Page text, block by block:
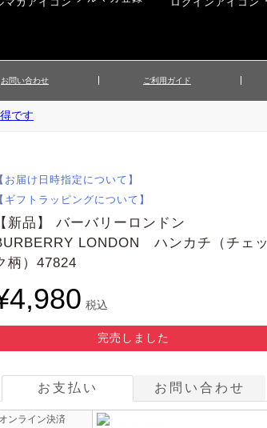
▲傘／日傘
お問い合わせ ご利用ガイド
です
【お届け日時指定について】
【ギフトラッピングについて】
【新品】 バーバリーロンドン
LONDON ハンカチ（チェッ
柄）47824
税込
完売しました
お支払い お問い合わせ
オンライン決済